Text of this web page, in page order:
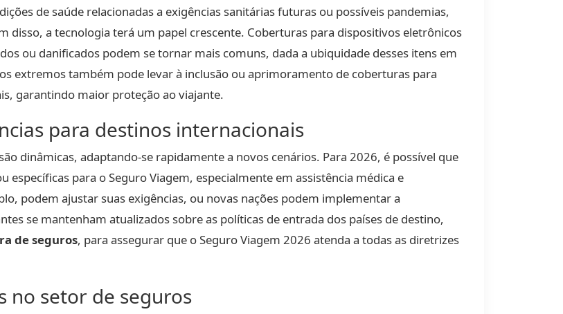
de saúde relacionadas a exigências sanitárias futuras ou possíveis pandemias,
disso, a tecnologia terá um papel crescente. Coberturas para dispositivos eletrônicos
ou danificados podem se tornar mais comuns, dada a ubiquidade desses itens em
extremos também pode levar à inclusão ou aprimoramento de coberturas para
garantindo maior proteção ao viajante.
para destinos internacionais
dinâmicas, adaptando-se rapidamente a novos cenários. Para 2026, é possível que
específicas para o Seguro Viagem, especialmente em assistência médica e
podem ajustar suas exigências, ou novas nações podem implementar a
se mantenham atualizados sobre as políticas de entrada dos países de destino,
de seguros, para assegurar que o Seguro Viagem 2026 atenda a todas as diretrizes
no setor de seguros